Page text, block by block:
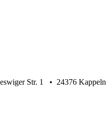
Str. 1 • 24376 Kappeln